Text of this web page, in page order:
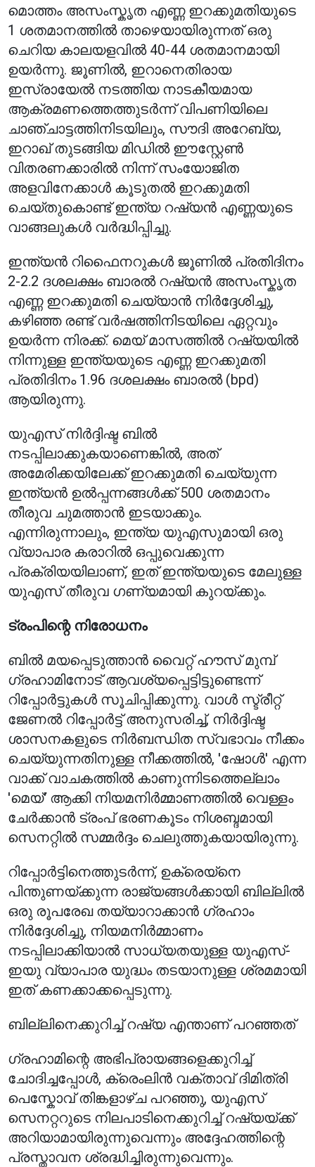
മൊത്തം അസംസ്കൃത എണ്ണ ഇറക്കുമതിയുടെ
1 ശതമാനത്തിൽ താഴെയായിരുന്നത് ഒരു
ചെറിയ കാലയളവിൽ 40-44 ശതമാനമായി
ഉയർന്നു. ജൂണിൽ, ഇറാനെതിരായ
ഇസ്രായേൽ നടത്തിയ നാടകീയമായ
ആക്രമണത്തെത്തുടർന്ന് വിപണിയിലെ
ചാഞ്ചാട്ടത്തിനിടയിലും, സൗദി അറേബ്യ,
ഇറാഖ് തുടങ്ങിയ മിഡിൽ ഈസ്റ്റേൺ
വിതരണക്കാരിൽ നിന്ന് സംയോജിത
അളവിനേക്കാൾ കൂടുതൽ ഇറക്കുമതി
ചെയ്തുകൊണ്ട് ഇന്ത്യ റഷ്യൻ എണ്ണയുടെ
വാങ്ങലുകൾ വർദ്ധിപ്പിച്ചു.
ഇന്ത്യൻ റിഫൈനറുകൾ ജൂണിൽ പ്രതിദിനം
2-2.2 ദശലക്ഷം ബാരൽ റഷ്യൻ അസംസ്കൃത
എണ്ണ ഇറക്കുമതി ചെയ്യാൻ നിർദ്ദേശിച്ചു,
കഴിഞ്ഞ രണ്ട് വർഷത്തിനിടയിലെ ഏറ്റവും
ഉയർന്ന നിരക്ക്. മെയ് മാസത്തിൽ റഷ്യയിൽ
നിന്നുള്ള ഇന്ത്യയുടെ എണ്ണ ഇറക്കുമതി
പ്രതിദിനം 1.96 ദശലക്ഷം ബാരൽ (bpd)
ആയിരുന്നു.
യുഎസ് നിർദ്ദിഷ്ട ബിൽ
നടപ്പിലാക്കുകയാണെങ്കിൽ, അത്
അമേരിക്കയിലേക്ക് ഇറക്കുമതി ചെയ്യുന്ന
ഇന്ത്യൻ ഉൽപ്പന്നങ്ങൾക്ക് 500 ശതമാനം
തീരുവ ചുമത്താൻ ഇടയാക്കും.
എന്നിരുന്നാലും, ഇന്ത്യ യുഎസുമായി ഒരു
വ്യാപാര കരാറിൽ ഒപ്പുവെക്കുന്ന
പ്രക്രിയയിലാണ്, ഇത് ഇന്ത്യയുടെ മേലുള്ള
യുഎസ് തീരുവ ഗണ്യമായി കുറയ്ക്കും.
ട്രംപിന്റെ നിരോധനം
ബിൽ മയപ്പെടുത്താൻ വൈറ്റ് ഹൗസ് മുമ്പ്
ഗ്രഹാമിനോട് ആവശ്യപ്പെട്ടിട്ടുണ്ടെന്ന്
റിപ്പോർട്ടുകൾ സൂചിപ്പിക്കുന്നു. വാൾ സ്ട്രീറ്റ്
ജേണൽ റിപ്പോർട്ട് അനുസരിച്ച്, നിർദ്ദിഷ്ട
ശാസനകളുടെ നിർബന്ധിത സ്വഭാവം നീക്കം
ചെയ്യുന്നതിനുള്ള നീക്കത്തിൽ, 'ഷോൾ' എന്ന
വാക്ക് വാചകത്തിൽ കാണുന്നിടത്തെല്ലാം
'മെയ്' ആക്കി നിയമനിർമ്മാണത്തിൽ വെള്ളം
ചേർക്കാൻ ട്രംപ് ഭരണകൂടം നിശബ്ദമായി
സെനറ്റിൽ സമ്മർദ്ദം ചെലുത്തുകയായിരുന്നു.
റിപ്പോർട്ടിനെത്തുടർന്ന്, ഉക്രെയ്‌നെ
പിന്തുണയ്ക്കുന്ന രാജ്യങ്ങൾക്കായി ബില്ലിൽ
ഒരു രൂപരേഖ തയ്യാറാക്കാൻ ഗ്രഹാം
നിർദ്ദേശിച്ചു, നിയമനിർമ്മാണം
നടപ്പിലാക്കിയാൽ സാധ്യതയുള്ള യുഎസ്-
ഇയു വ്യാപാര യുദ്ധം തടയാനുള്ള ശ്രമമായി
ഇത് കണക്കാക്കപ്പെടുന്നു.
ബില്ലിനെക്കുറിച്ച് റഷ്യ എന്താണ് പറഞ്ഞത്
ഗ്രഹാമിന്റെ അഭിപ്രായങ്ങളെക്കുറിച്ച്
ചോദിച്ചപ്പോൾ, ക്രെംലിൻ വക്താവ് ദിമിത്രി
പെസ്കോവ് തിങ്കളാഴ്ച പറഞ്ഞു, യുഎസ്
സെനറ്ററുടെ നിലപാടിനെക്കുറിച്ച് റഷ്യയ്ക്ക്
അറിയാമായിരുന്നുവെന്നും അദ്ദേഹത്തിന്റെ
പ്രസ്താവന ശ്രദ്ധിച്ചിരുന്നുവെന്നും.